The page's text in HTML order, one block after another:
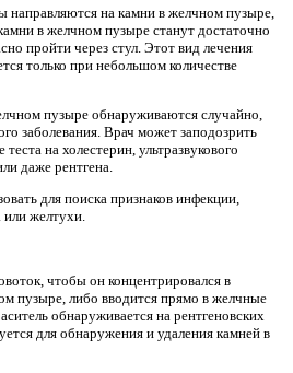
направляются на камни в желчном пузыре,
в желчном пузыре станут достаточно
пройти через стул. Этот вид лечения
только при небольшом количестве
пузыре обнаруживаются случайно,
заболевания. Врач может заподозрить
на холестерин, ультразвукового
даже рентгена.
для поиска признаков инфекции,
или желтухи.
чтобы он концентрировался в
пузыре, либо вводится прямо в желчные
обнаруживается на рентгеновских
для обнаружения и удаления камней в